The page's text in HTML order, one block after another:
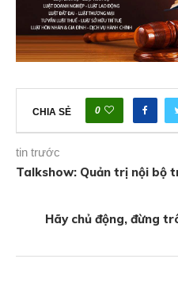
CHIA SẺ 0
tin trước
Talkshow: Quản trị nội bộ
Hãy chủ động, đừng